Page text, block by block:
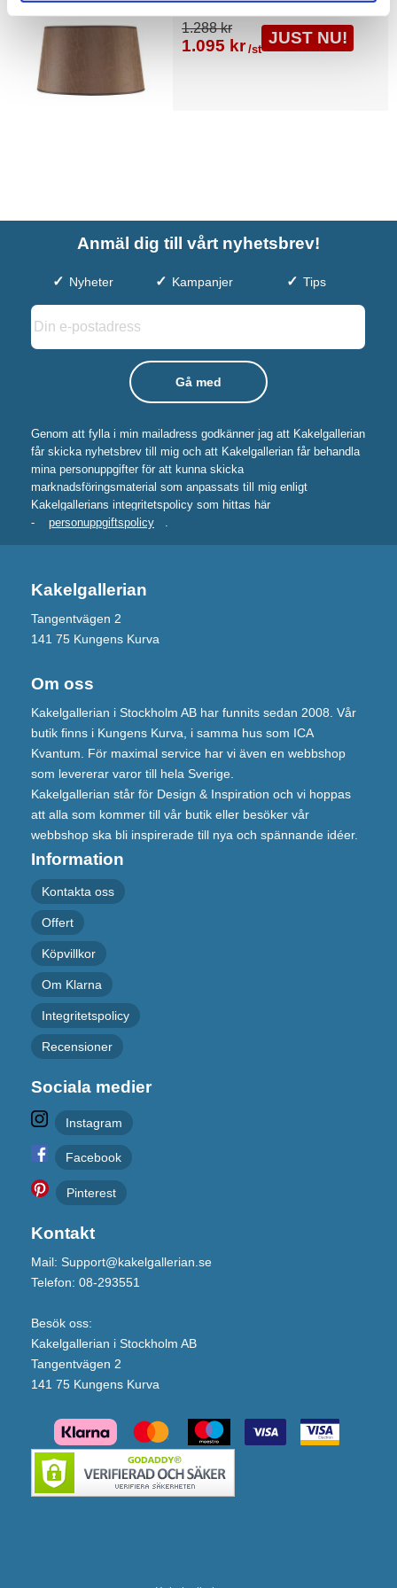
1.288 kr
1.095 kr /st
JUST NU!
Anmäl dig till vårt nyhetsbrev!
Nyheter Kampanjer Tips
Genom att fylla i min mailadress godkänner jag att Kakelgallerian
får skicka nyhetsbrev till mig och att Kakelgallerian får behandla
mina personuppgifter för att kunna skicka
marknadsföringsmaterial som anpassats till mig enligt
Kakelgallerians integritetspolicy som hittas här
-
personuppgiftspolicy .
Kakelgallerian
Tangentvägen 2
141 75 Kungens Kurva
Om oss
Kakelgallerian i Stockholm AB har funnits sedan 2008. Vår
butik finns i Kungens Kurva, i samma hus som ICA
Kvantum. För maximal service har vi även en webbshop
som levererar varor till hela Sverige.
Kakelgallerian står för Design & Inspiration och vi hoppas
att alla som kommer till vår butik eller besöker vår
webbshop ska bli inspirerade till nya och spännande idéer.
Information
Kontakta oss
Offert
Köpvillkor
Om Klarna
Integritetspolicy
Recensioner
Sociala medier
Instagram
Facebook
Pinterest
Kontakt
Mail: Support@kakelgallerian.se
Telefon: 08-293551
Besök oss:
Kakelgallerian i Stockholm AB
Tangentvägen 2
141 75 Kungens Kurva